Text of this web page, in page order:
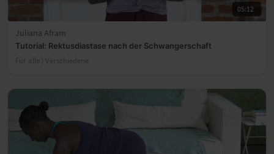
05:12
Juliana Afram
Tutorial: Rektusdiastase nach der Schwangerschaft
Für alle | Verschiedene